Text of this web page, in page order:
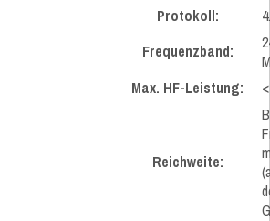
Protokoll:
Frequenzband:
Max. HF-Leistung:
Reichweite: